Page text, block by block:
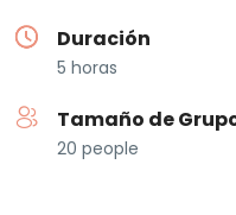
Duración
5 horas
Tamaño de
20 people